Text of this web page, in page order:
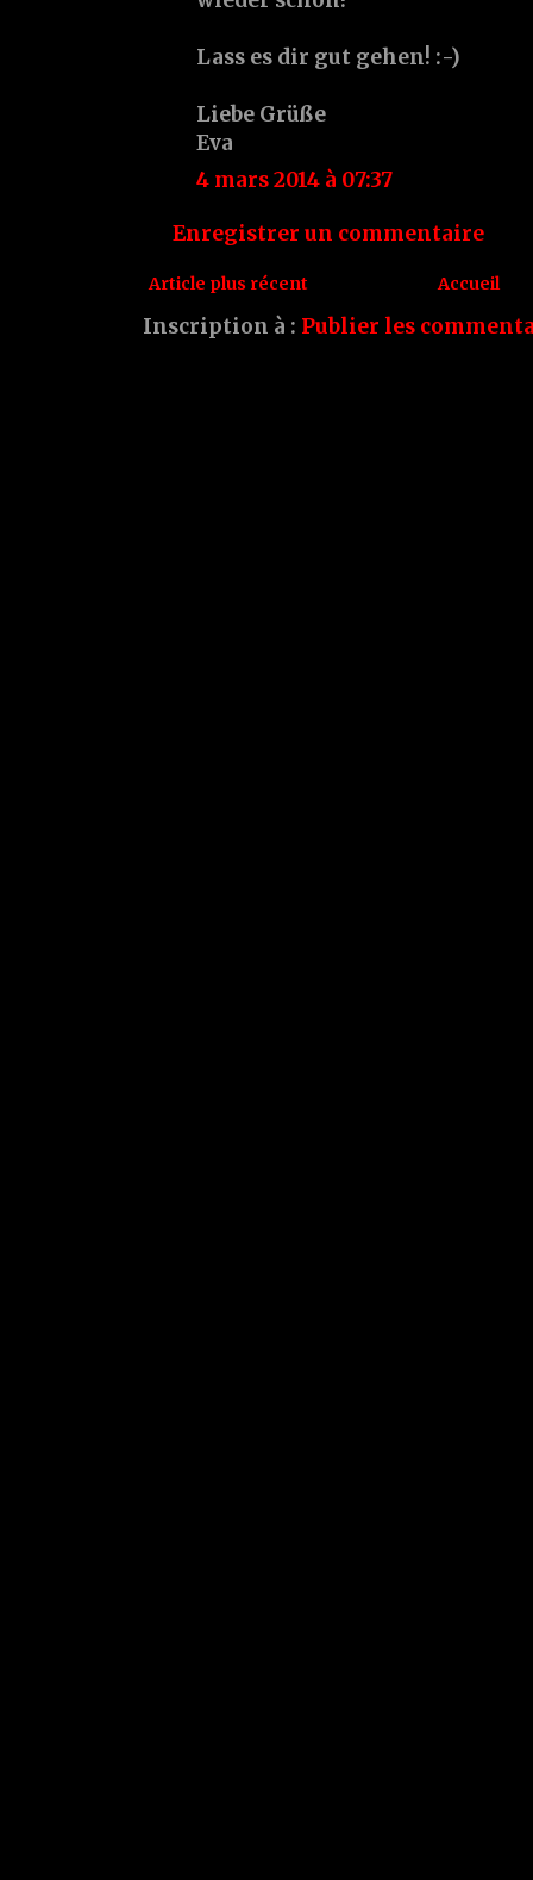
Lass es dir gut gehen! :-)
Liebe Grüße
Eva
4 mars 2014 à 07:37
Enregistrer un commentaire
Article plus récent Accueil
Inscription à : Publier les